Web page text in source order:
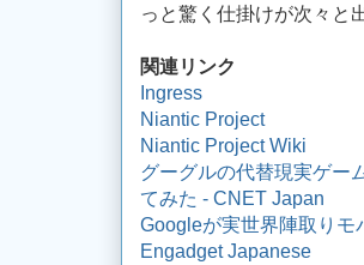
っと驚く仕掛けが次々と
関連リンク
Ingress
Niantic Project
Niantic Project Wiki
グーグルの代替現実ゲー
てみた - CNET Japan
Googleが実世界陣取りモ
Engadget Japanese